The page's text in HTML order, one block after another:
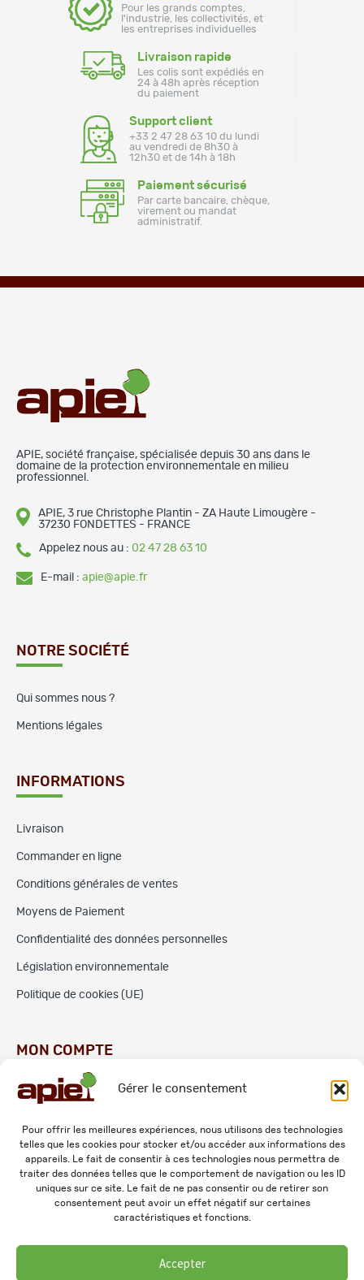
Gérer le consentement
Pour offrir les meilleures expériences, nous utilisons des technologies
telles que les cookies pour stocker et/ou accéder aux informations des
appareils. Le fait de consentir à ces technologies nous permettra de
traiter des données telles que le comportement de navigation ou les ID
uniques sur ce site. Le fait de ne pas consentir ou de retirer son
consentement peut avoir un effet négatif sur certaines
caractéristiques et fonctions.
Accepter
Pour les grands comptes,
l'industrie, les collectivités, et
les entreprises individuelles
Livraison rapide
Les colis sont expédiés en
24 à 48h après réception
du paiement
Support client
+33 2 47 28 63 10 du lundi
au vendredi de 8h30 à
12h30 et de 14h à 18h
Paiement sécurisé
Par carte bancaire, chèque,
virement ou mandat
administratif.
APIE, société française, spécialisée depuis 30 ans dans le
domaine de la protection environnementale en milieu
professionnel.
APIE, 3 rue Christophe Plantin - ZA Haute Limougère -
37230 FONDETTES - FRANCE
Appelez nous au : 02 47 28 63 10
E-mail : apie@apie.fr
NOTRE SOCIÉTÉ
Qui sommes nous ?
Mentions légales
INFORMATIONS
Livraison
Commander en ligne
Conditions générales de ventes
Moyens de Paiement
Confidentialité des données personnelles
Législation environnementale
Politique de cookies (UE)
MON COMPTE
Commandes
Adresses
Mes informations personnelles